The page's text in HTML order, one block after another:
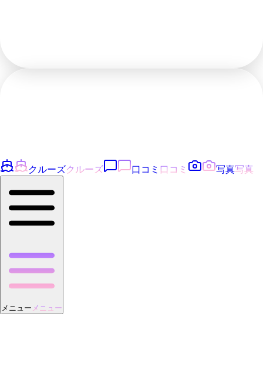
クルーズクルーズ 口コミ 口コミ 写真写真
メニュー メニュー